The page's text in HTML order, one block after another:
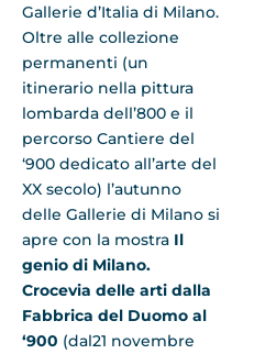
Gallerie d’Italia di Milano.
Oltre alle collezione
permanenti (un
itinerario nella pittura
lombarda dell’800 e il
percorso Cantiere del
‘900 dedicato all’arte del
XX secolo) l’autunno
delle Gallerie di Milano si
apre con la mostra Il
genio di Milano.
Crocevia delle arti dalla
Fabbrica del Duomo al
‘900 (dal21 novembre